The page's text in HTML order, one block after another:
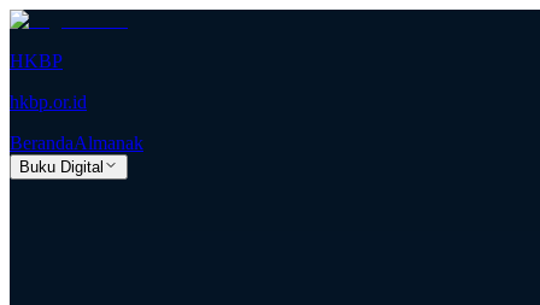
HKBP
hkbp.or.id
BerandaAlmanak
Buku Digital